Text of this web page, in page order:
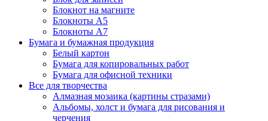
Блокнот на магните
Блокноты А5
Блокноты А7
Бумага и бумажная продукция
Белый картон
Бумага для копировальных работ
Бумага для офисной техники
Все для творчества
Алмазная мозаика (картины стразами)
Альбомы, холст и бумага для рисования и
черчения